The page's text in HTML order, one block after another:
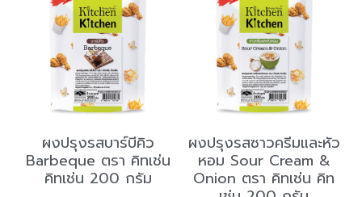
ผงปรุงรสบาร์บีคิว
Barbeque ตรา คิทเช่น
คิทเช่น 200 กรัม
ผงปรุงรสซาวครีมและหัว
หอม Sour Cream &
Onion ตรา คิทเช่น คิท